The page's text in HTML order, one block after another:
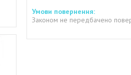
Законом не передбачено